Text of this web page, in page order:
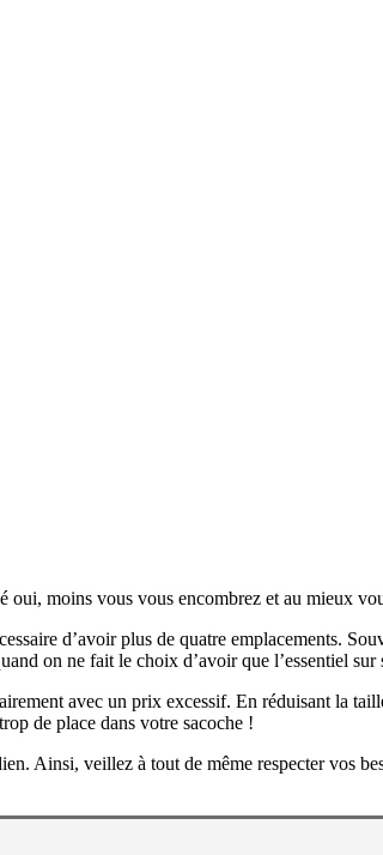
oui, moins vous vous encombrez et au mieux
d’avoir plus de quatre emplacements.
on ne fait le choix d’avoir que l’essentiel sur
avec un prix excessif. En réduisant la
de place dans votre sacoche !
Ainsi, veillez à tout de même respecter vos